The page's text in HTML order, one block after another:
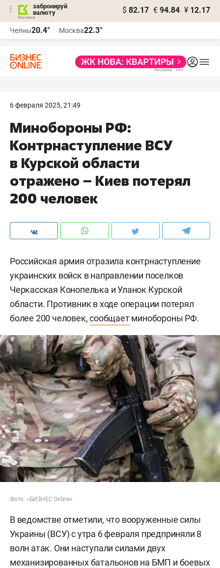
забронируй
валюту
$ 82.17 € 94.84 ¥ 12.17
Челны20.4° Москва22.3°
6 февраля 2025, 21:49
Минобороны РФ:
Контрнаступление ВСУ
в Курской области
отражено – Киев потерял
200 человек
Российская армия отразила контрнаступление
украинских войск в направлении поселков
Черкасская Конопелька и Уланок Курской
области. Противник в ходе операции потерял
более 200 человек,сообщаетминобороны РФ.
Фото: «БИЗНЕС Online»
В ведомстве отметили, что вооруженные силы
Украины (ВСУ) с утра 6 февраля предприняли 8
волн атак. Они наступали силами двух
механизированных батальонов на БМП и боевых